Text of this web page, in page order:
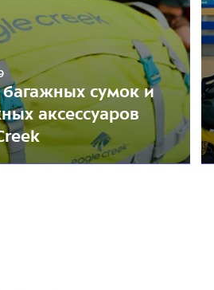
сумок и
аксессуаров